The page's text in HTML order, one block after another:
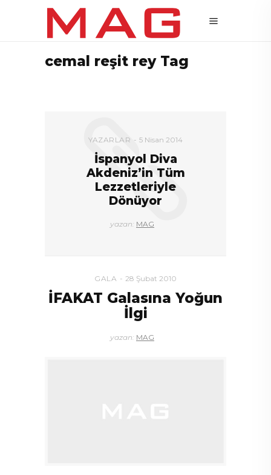
cemal reşit rey Tag
YAZARLAR 5 Nisan 2014
İspanyol Diva
Akdeniz’in Tüm
Lezzetleriyle
Dönüyor
yazan: MAG
GALA 28 Şubat 2010
İFAKAT Galasına Yoğun
İlgi
yazan: MAG